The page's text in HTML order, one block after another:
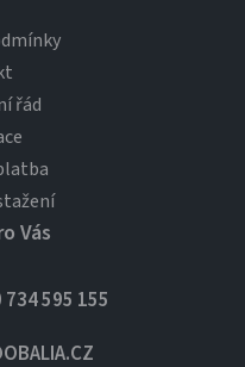
řád
Vás
734 595 155